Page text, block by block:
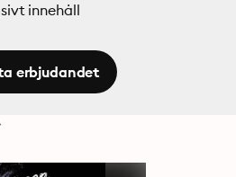
innehåll
erbjudandet